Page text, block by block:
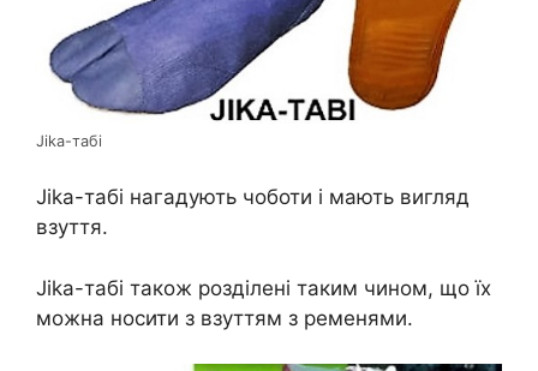
Jika-табі
Jika-табі нагадують чоботи і мають вигляд
взуття.
Jika-табі також розділені таким чином, що їх
можна носити з взуттям з ременями.